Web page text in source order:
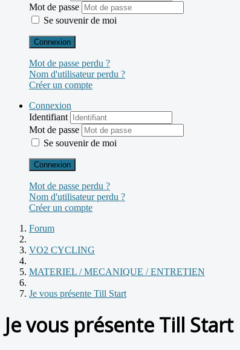
Mot de passe
Se souvenir de moi
Connexion
Mot de passe perdu ?
Nom d'utilisateur perdu ?
Créer un compte
Connexion
Identifiant
Mot de passe
Se souvenir de moi
Connexion
Mot de passe perdu ?
Nom d'utilisateur perdu ?
Créer un compte
Forum
VO2 CYCLING
MATERIEL / MECANIQUE / ENTRETIEN
Je vous présente Till Start
Je vous présente Till Start